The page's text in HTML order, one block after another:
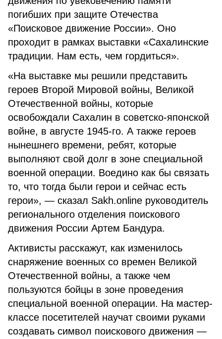
погибших при защите Отечества
«Поисковое движение России». Оно
проходит в рамках выставки «Сахалинские
традиции. Нам есть, чем гордиться».
«На выставке мы решили представить
героев Второй Мировой войны, Великой
Отечественной войны, которые
освобождали Сахалин в советско-японской
войне, в августе 1945-го. А также героев
нынешнего времени, ребят, которые
выполняют свой долг в зоне специальной
военной операции. Воедино как бы связать
то, что тогда были герои и сейчас есть
герои», — сказал Sakh.online руководитель
регионального отделения поискового
движения России Артем Бандура.
Активисты расскажут, как изменилось
снаряжение военных со времен Великой
Отечественной войны, а также чем
пользуются бойцы в зоне проведения
специальной военной операции. На мастер-
классе посетителей научат своими руками
создавать символ поискового движения —